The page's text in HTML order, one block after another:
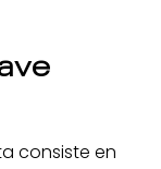
consiste en